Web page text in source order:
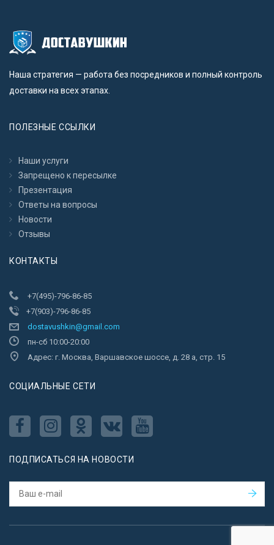
Наша стратегия — работа без посредников и полный контроль
доставки на всех этапах.
ПОЛЕЗНЫЕ ССЫЛКИ
Наши услуги
Запрещено к пересылкe
Презентация
Ответы на вопросы
Новости
Отзывы
КОНТАКТЫ
+7(495)-796-86-85
+7(903)-796-86-85
dostavushkin@gmail.com
пн-сб 10:00-20:00
Адрес: г. Москва, Варшавское шоссе, д. 28 а, стр. 15
CОЦИАЛЬНЫЕ СЕТИ
ПОДПИСАТЬСЯ НА НОВОСТИ